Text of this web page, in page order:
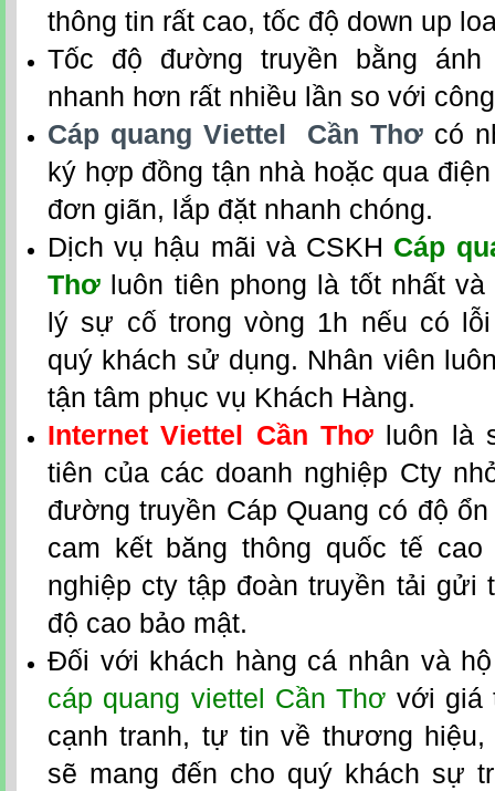
thông tin rất cao, tốc độ down up
Tốc độ đường truyền bằng
nhanh hơn rất nhiều lần so với
Cáp quang Viettel Cần Thơ có
ký hợp đồng tận nhà hoặc qua
đơn giãn, lắp đặt nhanh chóng.
Dịch vụ hậu mãi và CSKH Cáp
Thơ luôn tiên phong là tốt nhất
lý sự cố trong vòng 1h nếu có
quý khách sử dụng. Nhân viên
tận tâm phục vụ Khách Hàng.
Internet Viettel Cần Thơ
luôn là
tiên của các doanh nghiệp Cty
đường truyền Cáp Quang có độ
cam kết băng thông quốc tế cao
nghiệp cty tập đoàn truyền tải gửi
độ cao bảo mật.
Đối với khách hàng cá nhân và
cáp quang viettel Cần Thơ với giá
cạnh tranh, tự tin về thương
sẽ mang đến cho quý khách sự